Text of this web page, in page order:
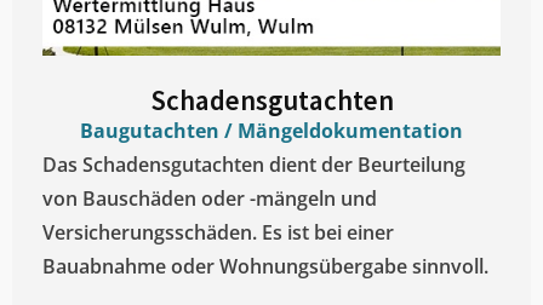
Schadensgutachten
Baugutachten / Mängeldokumentation
Das Schadensgutachten dient der Beurteilung
von Bauschäden oder -mängeln und
Versicherungsschäden. Es ist bei einer
Bauabnahme oder Wohnungsübergabe sinnvoll.